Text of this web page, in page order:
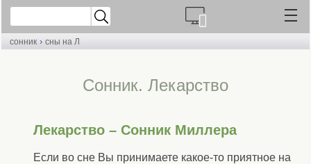
сонник › сны на Л
Cонник. Лекарство
Лекарство – Сонник Миллера
Если во сне Вы принимаете какое-то приятное на